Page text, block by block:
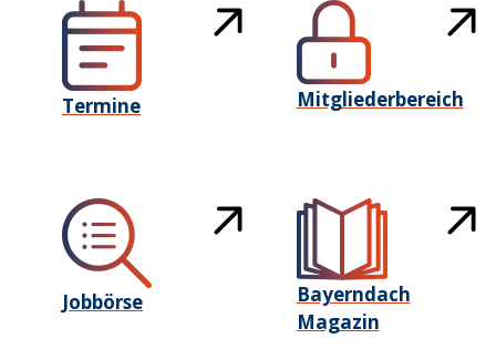
Termine Mitgliederbereich
Jobbörse
Bayerndach
Magazin